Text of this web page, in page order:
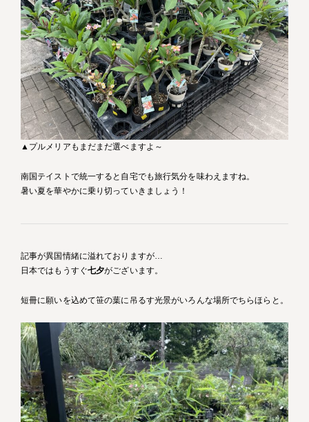
▲プルメリアもまだまだ選べますよ～
南国テイストで統一すると自宅でも旅行気分を味わえますね。
暑い夏を華やかに乗り切っていきましょう！
記事が異国情緒に溢れておりますが…
日本ではもうすぐ七夕がございます。
短冊に願いを込めて笹の葉に吊るす光景がいろんな場所でちらほらと。